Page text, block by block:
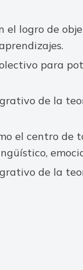
el logro de
para
de la
el centro de
de la